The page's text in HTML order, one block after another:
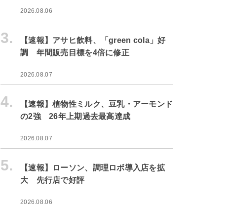
2026.08.06
3.
【速報】アサヒ飲料、「green cola」好
調 年間販売目標を4倍に修正
2026.08.07
4.
【速報】植物性ミルク、豆乳・アーモンド
の2強 26年上期過去最高達成
2026.08.07
5.
【速報】ローソン、調理ロボ導入店を拡
大 先行店で好評
2026.08.06